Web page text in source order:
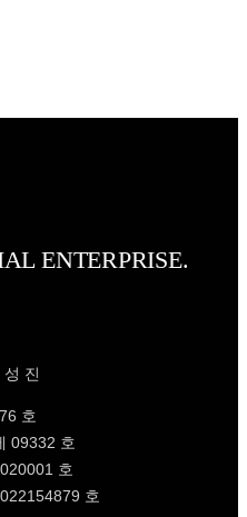
ENTERPRISE.
진
호
09332 호
호
호